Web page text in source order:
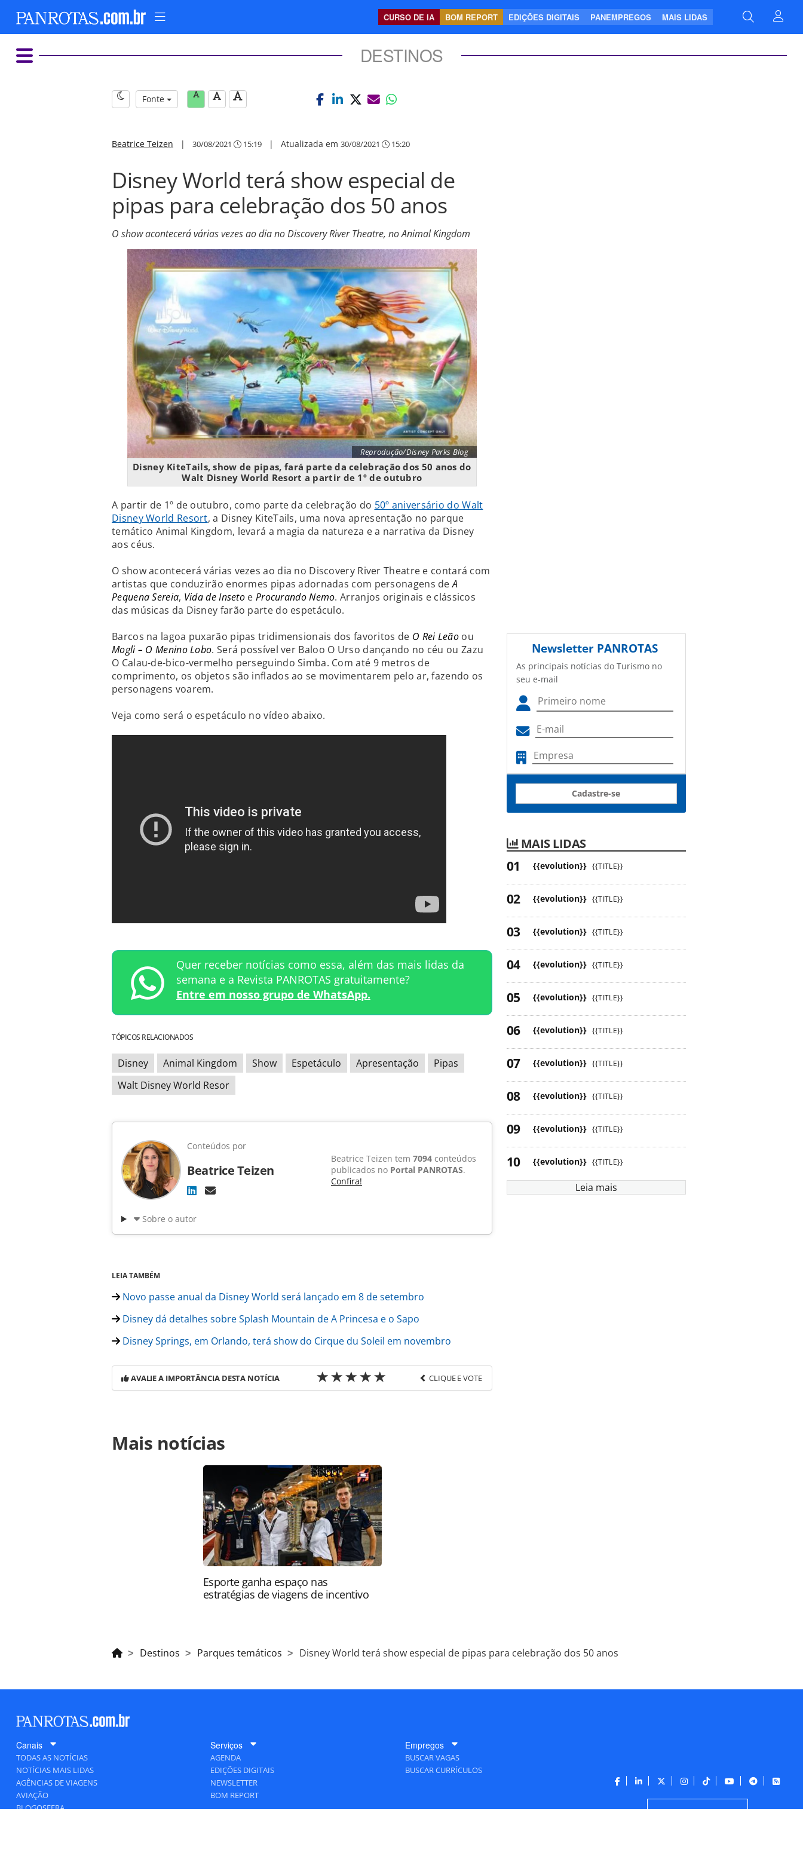
CURSO DE IA BOM REPORT EDIÇÕES DIGITAIS PANEMPREGOS MAIS LIDAS
DESTINOS
Fonte
Beatrice Teizen | 30/08/2021 15:19 | Atualizada em 30/08/2021 15:20
Disney World terá show especial de
pipas para celebração dos 50 anos
O show acontecerá várias vezes ao dia no Discovery River Theatre, no Animal Kingdom
Reprodução/Disney Parks Blog
Disney KiteTails, show de pipas, fará parte da celebração dos 50 anos do
Walt Disney World Resort a partir de 1º de outubro
A partir de 1º de outubro, como parte da celebração do 50º aniversário do Walt
Disney World Resort, a Disney KiteTails, uma nova apresentação no parque
temático Animal Kingdom, levará a magia da natureza e a narrativa da Disney
aos céus.
O show acontecerá várias vezes ao dia no Discovery River Theatre e contará com
artistas que conduzirão enormes pipas adornadas com personagens deA
Pequena Sereia, Vida de Inseto e Procurando Nemo. Arranjos originais e clássicos
das músicas da Disney farão parte do espetáculo.
Barcos na lagoa puxarão pipas tridimensionais dos favoritos de O Rei Leão ou
Mogli – O Menino Lobo. Será possível ver Baloo O Urso dançando no céu ou Zazu
O Calau-de-bico-vermelho perseguindo Simba. Com até 9 metros de
comprimento, os objetos são inflados ao se movimentarem pelo ar, fazendo os
personagens voarem.
Veja como será o espetáculo no vídeo abaixo.
Quer receber notícias como essa, além das mais lidas da
semana e a Revista PANROTAS gratuitamente?
Entre em nosso grupo de WhatsApp.
TÓPICOS RELACIONADOS
Disney Animal Kingdom Show Espetáculo Apresentação
Pipas
Walt Disney World Resor
Conteúdos por
Beatrice Teizen
Beatrice Teizen tem 7094 conteúdos
publicados no Portal PANROTAS.
Confira!
Sobre o autor
LEIA TAMBÉM
Novo passe anual da Disney World será lançado em 8 de setembro
Disney dá detalhes sobre Splash Mountain de A Princesa e o Sapo
Disney Springs, em Orlando, terá show do Cirque du Soleil em novembro
AVALIE A IMPORTÂNCIA DESTA NOTÍCIA CLIQUE E VOTE
https://www.panrotas.com.br/destinos/parques-tematicos/2021/08/disney-world-tera-
show-especial-de-pipas-para-celebracao-dos-50-anos_183891.html ou as ferramentas
oferecidas na página. Todo o conteúdo produzido pela PANROTAS Editora é protegido
pela legislação brasileira sobre direito autoral. Não reproduza o conteúdo sem
autorização da PANROTAS Editora (copyright@panrotas.com.br).
Mais notícias
Esporte ganha espaço nas
estratégias de viagens de incentivo
Newsletter PANROTAS
As principais notícias do Turismo no
seu e-mail
Cadastre-se
MAIS LIDAS
{{evolution}} {{TITLE}}
{{evolution}} {{TITLE}}
{{evolution}} {{TITLE}}
{{evolution}} {{TITLE}}
{{evolution}} {{TITLE}}
{{evolution}} {{TITLE}}
{{evolution}} {{TITLE}}
{{evolution}} {{TITLE}}
{{evolution}} {{TITLE}}
{{evolution}} {{TITLE}}
Leia mais
Destinos Parques temáticos Disney World terá show especial de pipas para celebração dos 50 anos
Canais
TODAS AS NOTÍCIAS
NOTÍCIAS MAIS LIDAS
AGÊNCIAS DE VIAGENS
AVIAÇÃO
BLOGOSFERA
Serviços
AGENDA
EDIÇÕES DIGITAIS
NEWSLETTER
BOM REPORT
Empregos
BUSCAR VAGAS
BUSCAR CURRÍCULOS
CONTATO